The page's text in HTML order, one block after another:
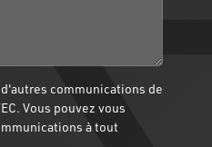
communications de
Vous pouvez vous
à tout